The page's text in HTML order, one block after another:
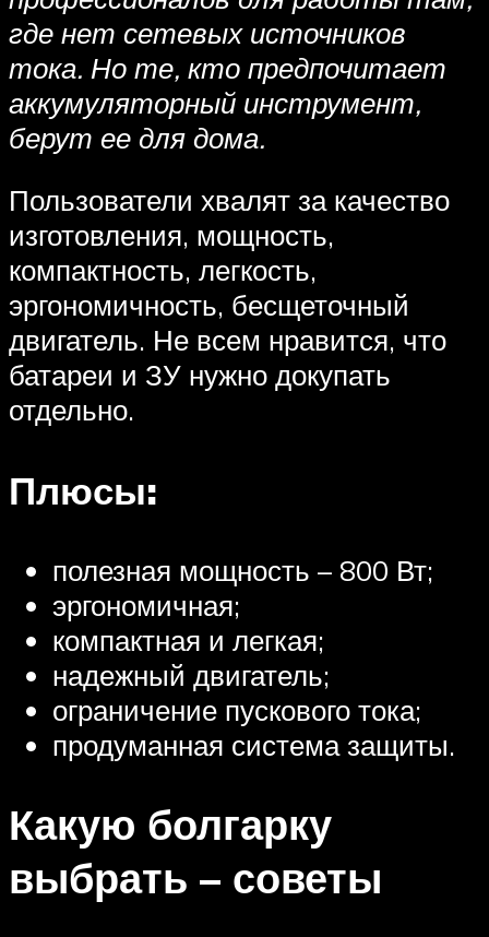
где нет сетевых источников
тока. Но те, кто предпочитает
аккумуляторный инструмент,
берут ее для дома.
Пользователи хвалят за качество
изготовления, мощность,
компактность, легкость,
эргономичность, бесщеточный
двигатель. Не всем нравится, что
батареи и ЗУ нужно докупать
отдельно.
Плюсы:
полезная мощность – 800 Вт;
эргономичная;
компактная и легкая;
надежный двигатель;
ограничение пускового тока;
продуманная система защиты.
Какую болгарку
выбрать – советы